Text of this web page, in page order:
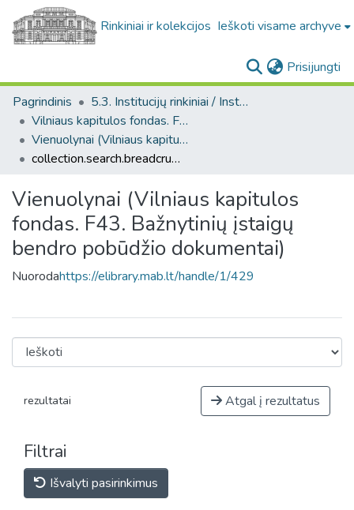
Rinkiniai ir kolekcijos Ieškoti visame archyve
Prisijungti
Pagrindinis
5.3. Institucijų rinkiniai / Institutional collections
Vilniaus kapitulos fondas. F43
Vienuolynai (Vilniaus kapitulos fondas. F43. Bažnytinių įstaigų bendro pobūdžio dokumentai)
collection.search.breadcrumbs
Vienuolynai (Vilniaus kapitulos
fondas. F43. Bažnytinių įstaigų
bendro pobūdžio dokumentai)
Nuorodahttps://elibrary.mab.lt/handle/1/429
rezultatai Atgal į rezultatus
Filtrai
Išvalyti pasirinkimus